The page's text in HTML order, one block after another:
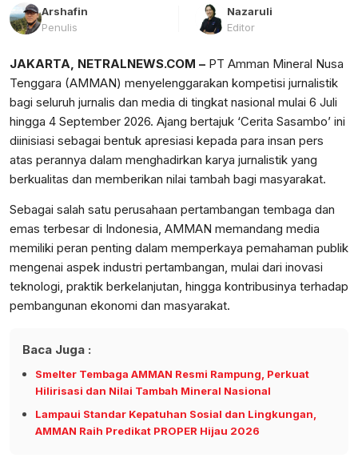
Arshafin
Penulis
Nazaruli
Editor
JAKARTA, NETRALNEWS.COM – PT Amman Mineral Nusa
Tenggara (AMMAN) menyelenggarakan kompetisi jurnalistik
bagi seluruh jurnalis dan media di tingkat nasional mulai 6 Juli
hingga 4 September 2026. Ajang bertajuk ‘Cerita Sasambo’ ini
diinisiasi sebagai bentuk apresiasi kepada para insan pers
atas perannya dalam menghadirkan karya jurnalistik yang
berkualitas dan memberikan nilai tambah bagi masyarakat.
Sebagai salah satu perusahaan pertambangan tembaga dan
emas terbesar di Indonesia, AMMAN memandang media
memiliki peran penting dalam memperkaya pemahaman publik
mengenai aspek industri pertambangan, mulai dari inovasi
teknologi, praktik berkelanjutan, hingga kontribusinya terhadap
pembangunan ekonomi dan masyarakat.
Baca Juga :
Smelter Tembaga AMMAN Resmi Rampung, Perkuat
Hilirisasi dan Nilai Tambah Mineral Nasional
Lampaui Standar Kepatuhan Sosial dan Lingkungan,
AMMAN Raih Predikat PROPER Hijau 2026